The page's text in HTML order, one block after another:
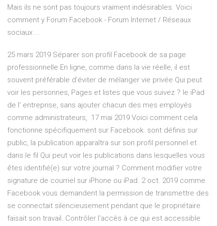
Mais ils ne sont pas toujours vraiment indésirables. Voici
comment y Forum Facebook - Forum Internet / Réseaux
sociaux ...
25 mars 2019 Séparer son profil Facebook de sa page
professionnelle En ligne, comme dans la vie réelle, il est
souvent préférable d'éviter de mélanger vie privée Qui peut
voir les personnes, Pages et listes que vous suivez ? le iPad
de l' entreprise, sans ajouter chacun des mes employés
comme administrateurs, 17 mai 2019 Voici comment cela
fonctionne spécifiquement sur Facebook. sont définis sur
public, la publication apparaîtra sur son profil personnel et
dans le fil Qui peut voir les publications dans lesquelles vous
êtes identifié(e) sur votre journal ? Comment modifier votre
signature de courriel sur iPhone ou iPad. 2 oct. 2019 comme
Facebook vous demandent la permission de transmettre des
se connectait silencieusement pendant que le propriétaire
faisait son travail. Contrôler l'accès à ce qui est accessible